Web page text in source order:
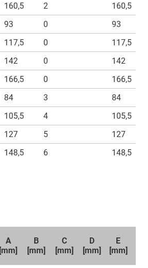
160,5 2
160,5
93 0
93
117,5 0
117,5
142 0
142
166,5 0
166,5
84 3
84
105,5 4
105,5
127 5
127
148,5 6 148,5
A
[mm]
B
[mm]
C
[mm]
D
[mm]
E
[mm]